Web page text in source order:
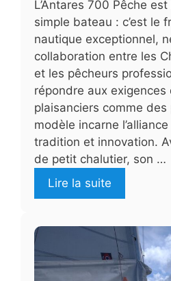
L’Antares 700 Pêche est
simple bateau : c’est le
nautique exceptionnel,
collaboration entre les
et les pêcheurs
répondre aux
plaisanciers comme
modèle incarne
tradition et innovation.
de petit chalutier, son …
Lire la suite